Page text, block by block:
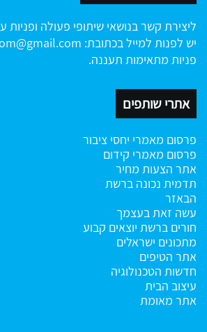
ליצירת קשר בנושאי שיתופי פעולה ופניות
יש לפנות למייל בכתובת:
פניות מתאימות תעננה.
אתרי שותפים
פרסום מאמרי יחסי ציבור
פרסום מאמרי קידום
אתר הצעות מחיר
תדמית נכונה ברשת
הבאזר
עשה זאת בעצמך
חורים ברשת יוצאים קבוע
מתכונים ישראלים
אתר הטיפים
חדשות הטכנולוגיה
עיצוב הבית
אתר מאומת